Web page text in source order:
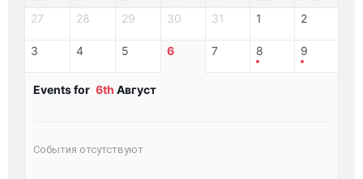
27 28 29 30 31 1 2
3 4 5 6 7 8 9
Events for 6th Август
События отсутствуют